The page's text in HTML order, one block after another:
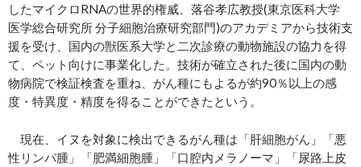
したマイクロRNAの世界的権威、落谷孝広教授(東京医科大学
医学総合研究所 分子細胞治療研究部門)のアカデミアから技術支
援を受け、国内の獣医系大学と二次診療の動物施設の協力を得
て、ペット向けに事業化した。技術が確立された後に国内の動
物病院で検証検査を重ね、がん種にもよるが約90％以上の感
度・特異度・精度を得ることができたという。
現在、イヌを対象に検出できるがん種は「肝細胞がん」「悪
性リンパ腫」「肥満細胞腫」「口腔内メラノーマ」「尿路上皮